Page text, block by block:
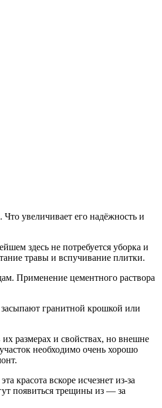
увеличивает его надёжность и
здесь не потребуется уборка и
травы и вспучивание плитки.
Применение цементного раствора
гранитной крошкой или
размерах и свойствах, но внешне
необходимо очень хорошо
красота вскоре исчезнет из-за
появиться трещины из — за